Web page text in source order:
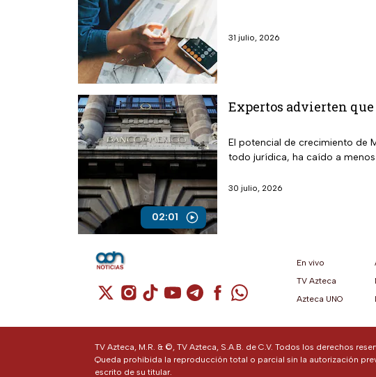
31 julio, 2026
02:01
Expertos advierten
El potencial de crecimiento de
todo jurídica, ha caído a
30 julio, 2026
Cuenta de X / Twitter (se abre en una nueva pestaña)
Cuenta de Instagram (se abre en una nueva
Cuenta de TikTok (se abre en una nueva
Cuenta de YouTube (se abre en una
Cuenta de Telegram (se abre en
Cuenta de Facebook (se abre
Cuenta de WhatsApp (se
En vivo
TV Azteca
Azteca UNO
TV Azteca, M.R. & ©, TV Azteca, S.A.B. de C.V. Todos los derechos
Queda prohibida la reproducción total o parcial sin la autorización
escrito de su titular.